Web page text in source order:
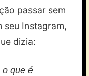
passar sem
seu Instagram,
dizia:
o que é